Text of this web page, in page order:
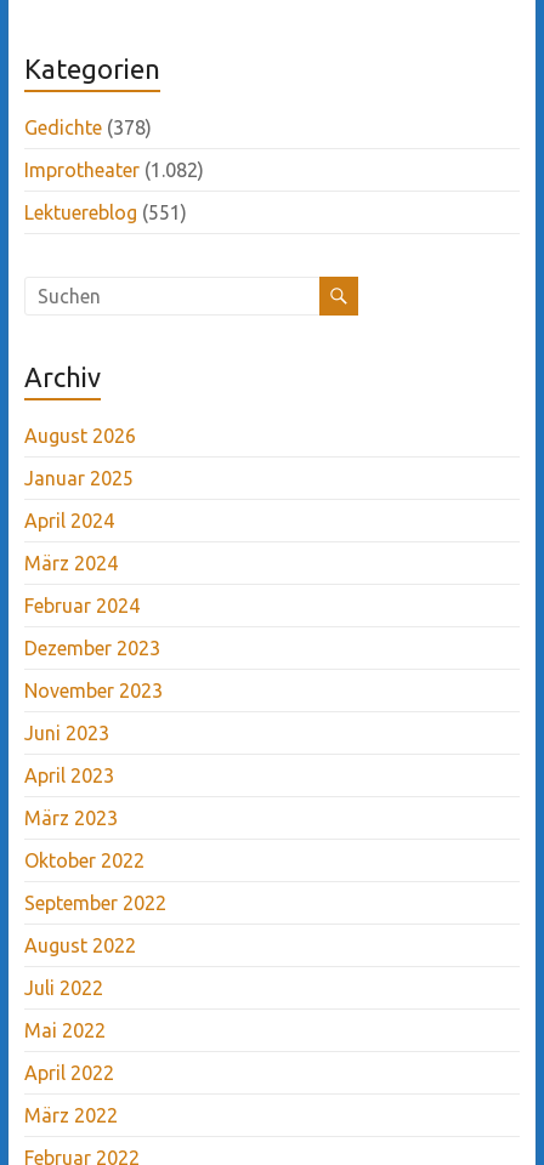
Kategorien
Gedichte(378)
Improtheater(1.082)
Lektuereblog (551)
Archiv
August 2026
Januar 2025
April 2024
März 2024
Februar 2024
Dezember 2023
November 2023
Juni 2023
April 2023
März 2023
Oktober 2022
September 2022
August 2022
Juli 2022
Mai 2022
April 2022
März 2022
Februar 2022